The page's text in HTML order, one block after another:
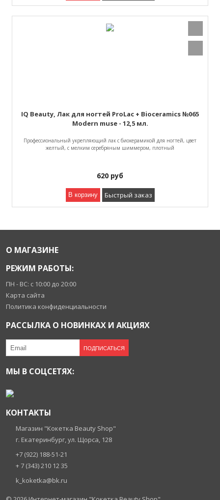
IQ Beauty, Лак для ногтей ProLac + Bioceramics №065
Modern muse - 12,5 мл.
Профессиональный укрепляющий лак с биокерамикой для ногтей, цвет
желтый, с мелким серебряным шиммером, плотный
620 руб
В корзину Быстрый заказ
О МАГАЗИНЕ
РЕЖИМ РАБОТЫ:
ПН - ВС: с 10:00 до 20:00
Карта сайта
Политика конфиденциальности
РАССЫЛКА О НОВИНКАХ И АКЦИЯХ
ПОДПИСАТЬСЯ
МЫ В СОЦСЕТЯХ:
КОНТАКТЫ
Магазин "Кокетка Beauty Shop"
г. Екатеринбург, ул. Щорса, 128
+7 (922) 188-51-21
+ 7 (343) 210 12 35
k_koketka@bk.ru